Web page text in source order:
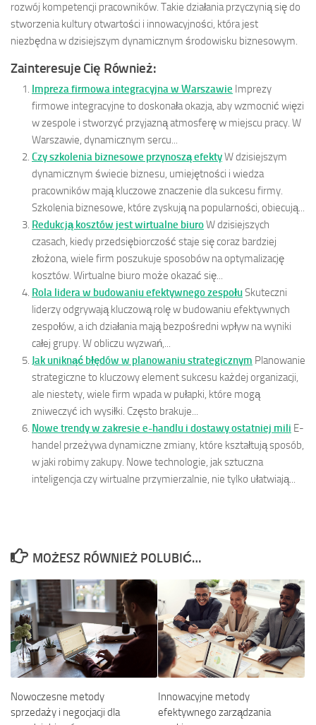
rozwój kompetencji pracowników. Takie działania przyczynią się do
stworzenia kultury otwartości i innowacyjności, która jest
niezbędna w dzisiejszym dynamicznym środowisku biznesowym.
Zainteresuje Cię Również:
Impreza firmowa integracyjna w Warszawie Imprezy
firmowe integracyjne to doskonała okazja, aby wzmocnić więzi
w zespole i stworzyć przyjazną atmosferę w miejscu pracy. W
Warszawie, dynamicznym sercu...
Czy szkolenia biznesowe przynoszą efektyW dzisiejszym
dynamicznym świecie biznesu, umiejętności i wiedza
pracowników mają kluczowe znaczenie dla sukcesu firmy.
Szkolenia biznesowe, które zyskują na popularności, obiecują...
Redukcją kosztów jest wirtualne biuroW dzisiejszych
czasach, kiedy przedsiębiorczość staje się coraz bardziej
złożona, wiele firm poszukuje sposobów na optymalizację
kosztów. Wirtualne biuro może okazać się...
Rola lidera w budowaniu efektywnego zespołuSkuteczni
liderzy odgrywają kluczową rolę w budowaniu efektywnych
zespołów, a ich działania mają bezpośredni wpływ na wyniki
całej grupy. W obliczu wyzwań,...
Jak uniknąć błędów w planowaniu strategicznym Planowanie
strategiczne to kluczowy element sukcesu każdej organizacji,
ale niestety, wiele firm wpada w pułapki, które mogą
zniweczyć ich wysiłki. Często brakuje...
Nowe trendy w zakresie e-handlu i dostawy ostatniej mili E-
handel przeżywa dynamiczne zmiany, które kształtują sposób,
w jaki robimy zakupy. Nowe technologie, jak sztuczna
inteligencja czy wirtualne przymierzalnie, nie tylko ułatwiają...
MOŻESZ RÓWNIEŻ POLUBIĆ…
Nowoczesne metody
sprzedaży i negocjacji dla
Innowacyjne metody
efektywnego zarządzania